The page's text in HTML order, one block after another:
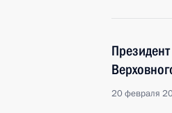
20 февраля